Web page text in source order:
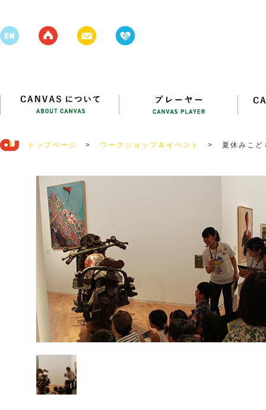
トップページ > ワークショップ＆イベント > 夏休みこ